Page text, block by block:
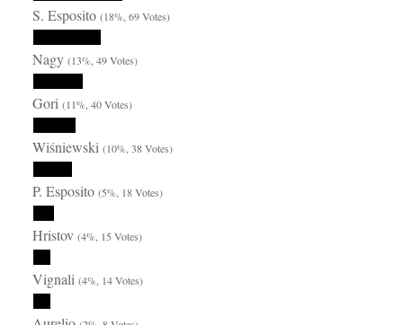
S. Esposito(18%, 69 Votes)
Nagy(13%, 49 Votes)
Gori(11%, 40 Votes)
Wiśniewski(10%, 38 Votes)
P. Esposito(5%, 18 Votes)
Hristov(4%, 15 Votes)
Vignali(4%, 14 Votes)